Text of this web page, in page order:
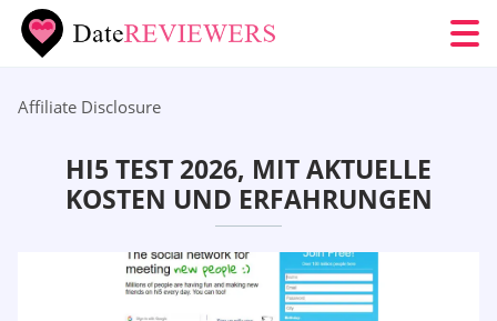
Affiliate Disclosure
HI5 TEST 2026, MIT AKTUELLE
KOSTEN UND ERFAHRUNGEN